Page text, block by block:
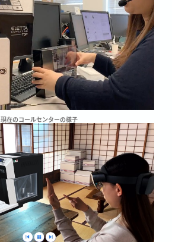
現在のコールセンターの様子